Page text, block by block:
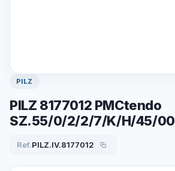
PILZ
PILZ 8177012 PMCtendo
SZ.55/0/2/2/7/K/H/45/00
Ref.PILZ.IV.8177012